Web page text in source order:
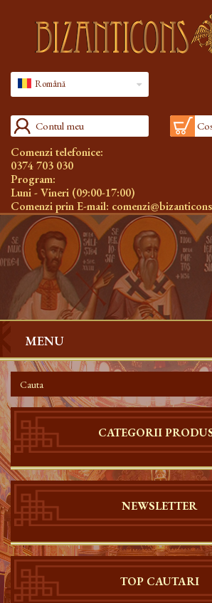
Română
Contul meu
Comenzi telefonice:
0374 703 030
Program:
Luni - Vineri (09:00-17:00)
Comenzi prin E-mail:
MENU
CATEGORII
NEWSLETTER
TOP CAUTARI